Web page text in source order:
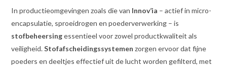
In productieomgevingen zoals die van Innov’ia – actief in micro-
encapsulatie, sproeidrogen en poederverwerking – is
stofbeheersingessentieel voor zowel productkwaliteit als
veiligheid.Stofafscheidingssystemen zorgen ervoor dat fijne
poeders en deeltjes effectief uit de lucht worden gefilterd, met